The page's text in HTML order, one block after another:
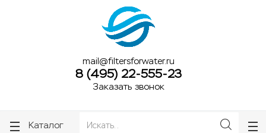
mail@filtersforwater.ru
8 (495) 22-555-23
Заказать звонок
Каталог